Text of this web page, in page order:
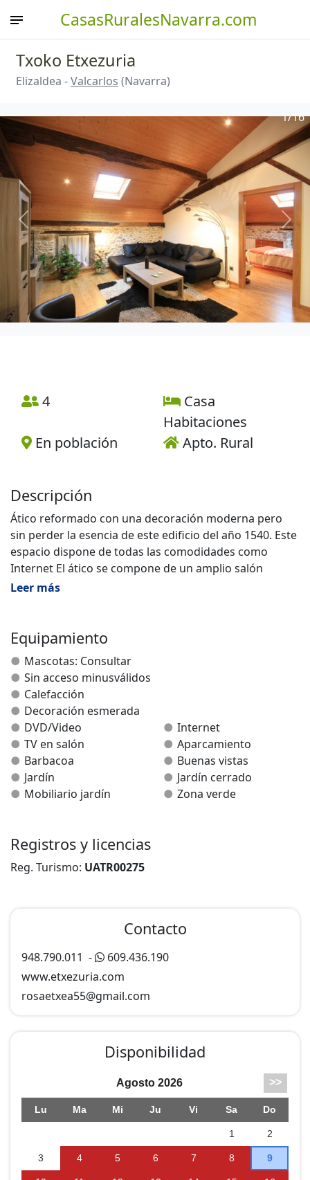
CasasRuralesNavarra.com
Txoko Etxezuria
Elizaldea -Valcarlos (Navarra)
Anterior
1/16
4
Casa
Habitaciones
En población
Apto. Rural
Descripción
Ático reformado con una decoración moderna pero
sin perder la esencia de este edificio del año 1540. Este
espacio dispone de todas las comodidades como
Internet El ático se compone de un amplio salón
comedor, dos habitaciones dobles, un baño y cocina,
Leer más
Equipamiento
Mascotas: Consultar
Sin acceso minusválidos
Calefacción
Decoración esmerada
DVD/Video
Internet
TV en salón
Aparcamiento
Barbacoa
Buenas vistas
Jardín
Jardín cerrado
Mobiliario jardín
Zona verde
Registros y licencias
Reg. Turismo: UATR00275
Contacto
948.790.011 -
609.436.190
www.etxezuria.com
rosaetxea55@gmail.com
Disponibilidad